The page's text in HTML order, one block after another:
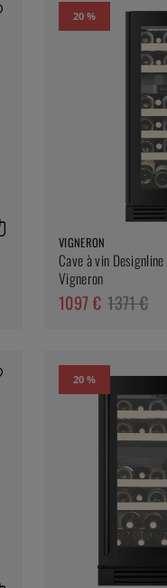
20 %
VIGNERON
Cave à vin
Vigneron
1097 € 1371 €
20 %